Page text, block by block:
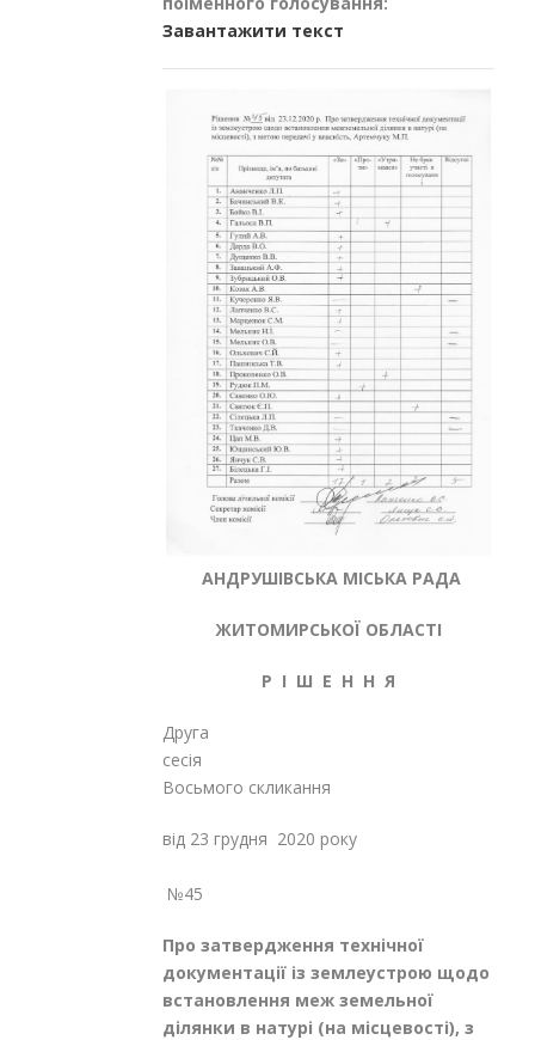
Завантажити текст
АНДРУШІВСЬКА МІСЬКА РАДА
ЖИТОМИРСЬКОЇ ОБЛАСТІ
Р І Ш Е Н Н Я
Друга
Восьмого скликання
від 23 грудня 2020 року
№45
Про затвердження технічної
документації із землеустрою щодо
встановлення меж земельної
ділянки в натурі (на місцевості), з